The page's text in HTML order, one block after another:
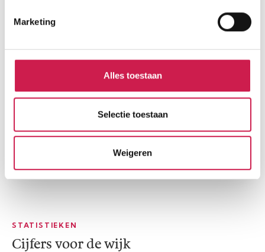
Marketing
Alles toestaan
Selectie toestaan
Weigeren
STATISTIEKEN
Cijfers voor de wijk